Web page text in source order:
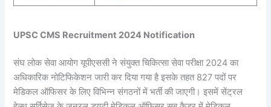
UPSC CMS Recruitment 2024 Notification
संघ लोक सेवा आयोग यूपीएससी ने संयुक्त चिकित्सा सेवा परीक्षा 2024 का
अधिकारिक नोटिफिकेशन जारी कर दिया गया है इसके तहत 827 पदों पर
मेडिकल ऑफिसर के लिए विभिन्न संगठनों में भर्ती की जाएगी। इसमें सेंट्रल